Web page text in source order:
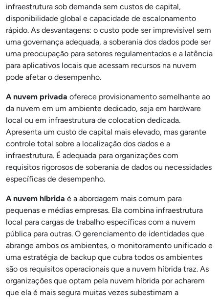
infraestrutura sob demanda sem custos de capital,
disponibilidade global e capacidade de escalonamento
rápido. As desvantagens: o custo pode ser imprevisível sem
uma governança adequada, a soberania dos dados pode ser
uma preocupação para setores regulamentados e a latência
para aplicativos locais que acessam recursos na nuvem
pode afetar o desempenho.
A nuvem privada oferece provisionamento semelhante ao
da nuvem em um ambiente dedicado, seja em hardware
local ou em infraestrutura de colocation dedicada.
Apresenta um custo de capital mais elevado, mas garante
controle total sobre a localização dos dados e a
infraestrutura. É adequada para organizações com
requisitos rigorosos de soberania de dados ou necessidades
específicas de desempenho.
A nuvem híbrida é a abordagem mais comum para
pequenas e médias empresas. Ela combina infraestrutura
local para cargas de trabalho específicas com a nuvem
pública para outras. O gerenciamento de identidades que
abrange ambos os ambientes, o monitoramento unificado e
uma estratégia de backup que cubra todos os ambientes
são os requisitos operacionais que a nuvem híbrida traz. As
organizações que optam pela nuvem híbrida por acharem
que ela é mais segura muitas vezes subestimam a